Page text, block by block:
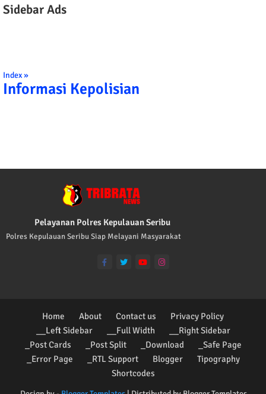
Sidebar Ads
Index »
Informasi Kepolisian
Pelayanan Polres Kepulauan Seribu
Polres Kepulauan Seribu Siap Melayani Masyarakat
Home About Contact us
Privacy Policy
__Left Sidebar
__Full Width
__Right Sidebar
_Post Cards
_Post Split _Download
_Safe Page
_Error Page
_RTL Support Blogger
Tipography
Shortcodes